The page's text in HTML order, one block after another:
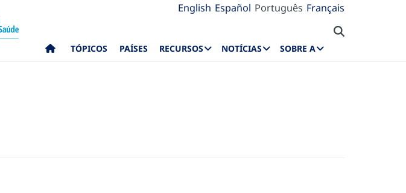
English Español Português Français
TÓPICOS PAÍSES RECURSOS NOTÍCIAS SOBRE A